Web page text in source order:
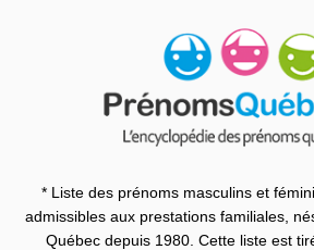
* Liste des prénoms masculins et
admissibles aux prestations familiales,
Québec depuis 1980. Cette liste est